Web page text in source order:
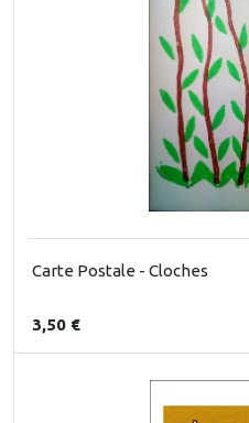
Carte Postale - Cloches
3,50 €